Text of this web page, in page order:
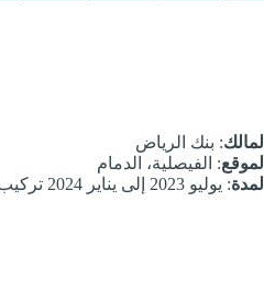
المالك: بنك الرياض
الموقع: الفيصلية، الدمام
المدة: يوليو 2023 إلى يناير 2024 تركيب 48 مستودعًا